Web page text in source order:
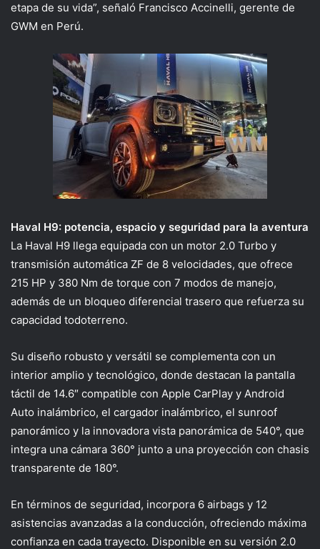
etapa de su vida”, señaló Francisco Accinelli, gerente de
GWM en Perú.
Haval H9: potencia, espacio y seguridad para la aventura
La Haval H9 llega equipada con un motor 2.0 Turbo y
transmisión automática ZF de 8 velocidades, que ofrece
215 HP y 380 Nm de torque con 7 modos de manejo,
además de un bloqueo diferencial trasero que refuerza su
capacidad todoterreno.
Su diseño robusto y versátil se complementa con un
interior amplio y tecnológico, donde destacan la pantalla
táctil de 14.6″ compatible con Apple CarPlay y Android
Auto inalámbrico, el cargador inalámbrico, el sunroof
panorámico y la innovadora vista panorámica de 540°, que
integra una cámara 360° junto a una proyección con chasis
transparente de 180°.
En términos de seguridad, incorpora 6 airbags y 12
asistencias avanzadas a la conducción, ofreciendo máxima
confianza en cada trayecto. Disponible en su versión 2.0